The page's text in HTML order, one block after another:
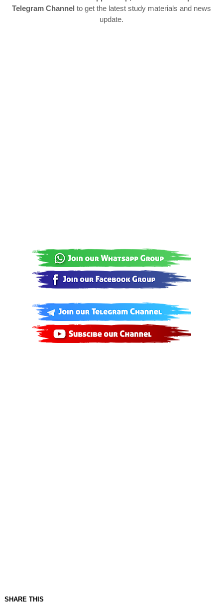
Telegram Channel to get the latest study materials and news
update.
SHARE THIS